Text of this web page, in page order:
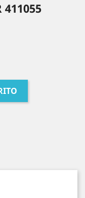
411055